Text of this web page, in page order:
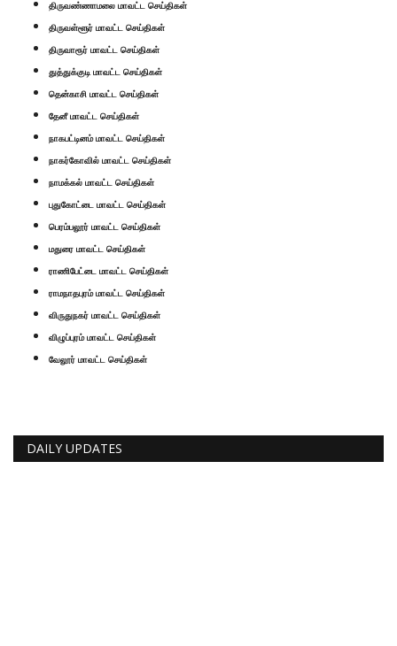
திருவண்ணாமலை மாவட்ட செய்திகள்
திருவள்ளூர் மாவட்ட செய்திகள்
திருவாரூர் மாவட்ட செய்திகள்
துத்துக்குடி மாவட்ட செய்திகள்
தென்காசி மாவட்ட செய்திகள்
தேனீ மாவட்ட செய்திகள்
நாகபட்டினம் மாவட்ட செய்திகள்
நாகர்கோவில் மாவட்ட செய்திகள்
நாமக்கல் மாவட்ட செய்திகள்
புதுகோட்டை மாவட்ட செய்திகள்
பெரம்பலூர் மாவட்ட செய்திகள்
மதுரை மாவட்ட செய்திகள்
ராணிபேட்டை மாவட்ட செய்திகள்
ராமநாதபுரம் மாவட்ட செய்திகள்
விருதுநகர் மாவட்ட செய்திகள்
விழுப்புரம் மாவட்ட செய்திகள்
வேலூர் மாவட்ட செய்திகள்
DAILY UPDATES